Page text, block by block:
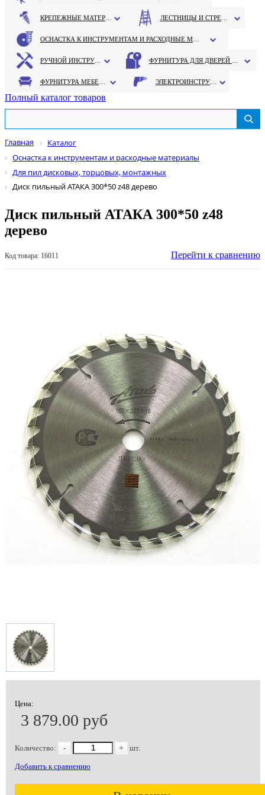
Полный каталог товаров
Главная
Каталог
Оснастка к инструментам и расходные материалы
Для пил дисковых, торцовых, монтажных
Диск пильный АТАКА 300*50 z48 дерево
Диск пильный АТАКА 300*50 z48
дерево
Код товара: 16011 Перейти к сравнению
Цена:
3 879.00 руб
Количество: - + шт.
Добавить к сравнению